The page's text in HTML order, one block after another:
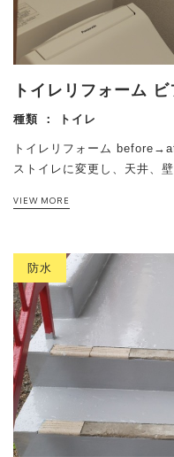
トイレリフォーム
種類 ： トイレ
トイレリフォーム
ストイレに変更し、天井、
VIEW MORE
防水